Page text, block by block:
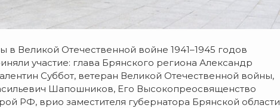
Великой Отечественной войне 1941–1945 годов
участие: глава Брянского региона Александр
Суббот, ветеран Великой Отечественной войны,
Шапошников, Его Высокопреосвященство
РФ, врио заместителя губернатора Брянской области